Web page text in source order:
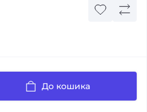
До кошика